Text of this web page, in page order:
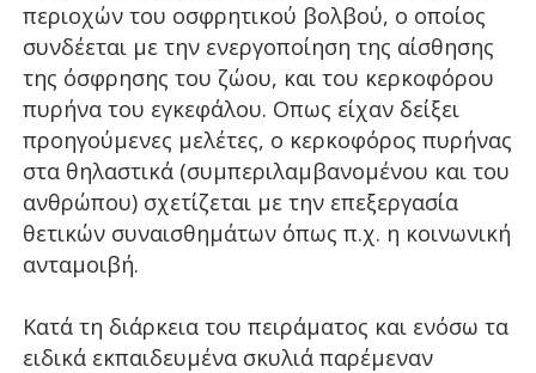
περιοχών του οσφρητικού βολβού, ο οποίος
συνδέεται με την ενεργοποίηση της αίσθησης
της όσφρησης του ζώου, και του κερκοφόρου
πυρήνα του εγκεφάλου. Οπως είχαν δείξει
προηγούμενες μελέτες, ο κερκοφόρος πυρήνας
στα θηλαστικά (συμπεριλαμβανομένου και του
ανθρώπου) σχετίζεται με την επεξεργασία
θετικών συναισθημάτων όπως π.χ. η κοινωνική
ανταμοιβή.
Κατά τη διάρκεια του πειράματος και ενόσω τα
ειδικά εκπαιδευμένα σκυλιά παρέμεναν